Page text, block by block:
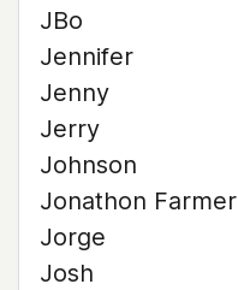
JBo
Jennifer
Jenny
Jerry
Johnson
Jonathon Farmer
Jorge
Josh